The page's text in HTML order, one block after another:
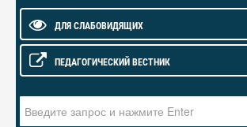
ДЛЯ СЛАБОВИДЯЩИХ
ПЕДАГОГИЧЕСКИЙ ВЕСТНИК